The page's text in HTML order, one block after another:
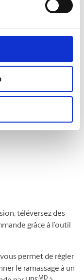
et de vos
téléversez des
grâce à l’outil
permet de régler
le ramassage à un
MD